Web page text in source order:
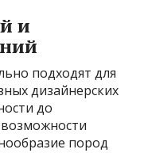
и
подходят для
дизайнерских
до
пород